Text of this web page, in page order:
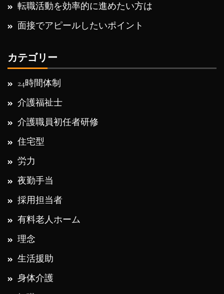
転職活動を効率的に進めたい方は
面接でアピールしたいポイント
カテゴリー
24時間体制
介護福祉士
介護職員初任者研修
住宅型
労力
夜勤手当
採用担当者
有料老人ホーム
理念
生活援助
身体介護